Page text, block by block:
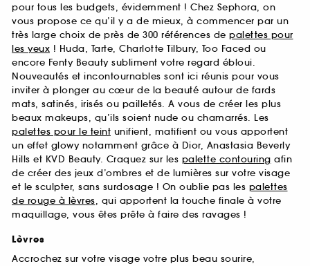
pour tous les budgets, évidemment ! Chez Sephora, on
vous propose ce qu’il y a de mieux, à commencer par un
très large choix de près de 300 références de palettes pour
les yeux ! Huda, Tarte, Charlotte Tilbury, Too Faced ou
encore Fenty Beauty subliment votre regard ébloui.
Nouveautés et incontournables sont ici réunis pour vous
inviter à plonger au cœur de la beauté autour de fards
mats, satinés, irisés ou pailletés. A vous de créer les plus
beaux makeups, qu’ils soient nude ou chamarrés. Les
palettes pour le teint unifient, matifient ou vous apportent
un effet glowy notamment grâce à Dior, Anastasia Beverly
Hills et KVD Beauty. Craquez sur les palette contouring afin
de créer des jeux d’ombres et de lumières sur votre visage
et le sculpter, sans surdosage ! On oublie pas les palettes
de rouge à lèvres, qui apportent la touche finale à votre
maquillage, vous êtes prête à faire des ravages !
Lèvres
Accrochez sur votre visage votre plus beau sourire,